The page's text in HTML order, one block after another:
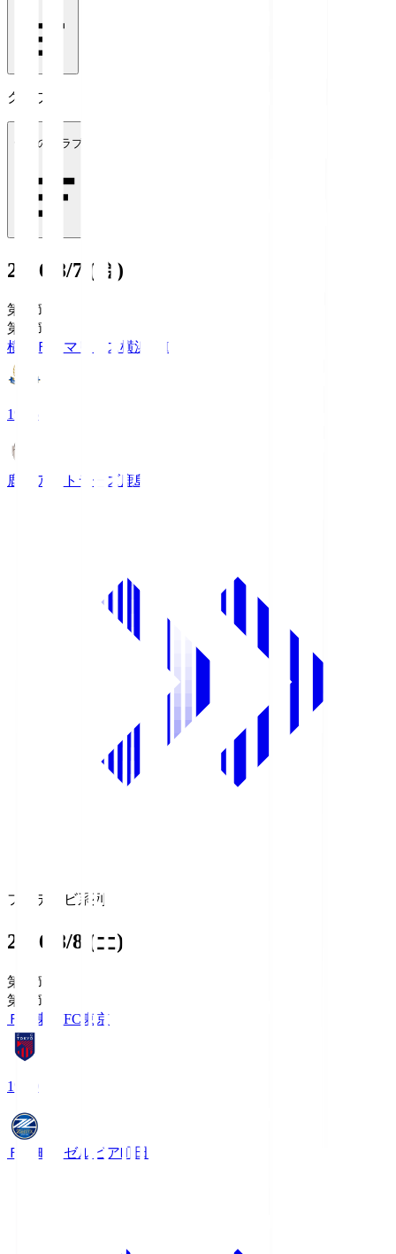
クラブ
全てのクラブ
2026/8/7 (金)
第1節
第1節
横浜Ｆ・マリノス横浜FM
19:25
鹿島アントラーズ鹿島
フジテレビ系列
2026/8/8 (土)
第1節
第1節
ＦＣ東京 FC東京
19:00
ＦＣ町田ゼルビア町田